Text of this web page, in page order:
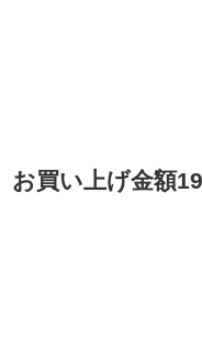
お買い上げ金額